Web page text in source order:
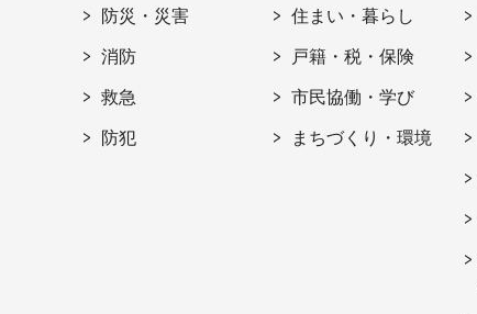
防災・災害
消防
救急
防犯
住まい・暮らし
戸籍・税・保険
市民協働・学び
まちづくり・環境